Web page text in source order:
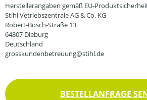
Herstellerangaben gemäß EU-
Stihl Vetriebszentrale AG & Co. KG
Robert-Bosch-Straße 13
64807 Dieburg
Deutschland
grosskundenbetreuung@stihl.de
BESTELLANFRAGE